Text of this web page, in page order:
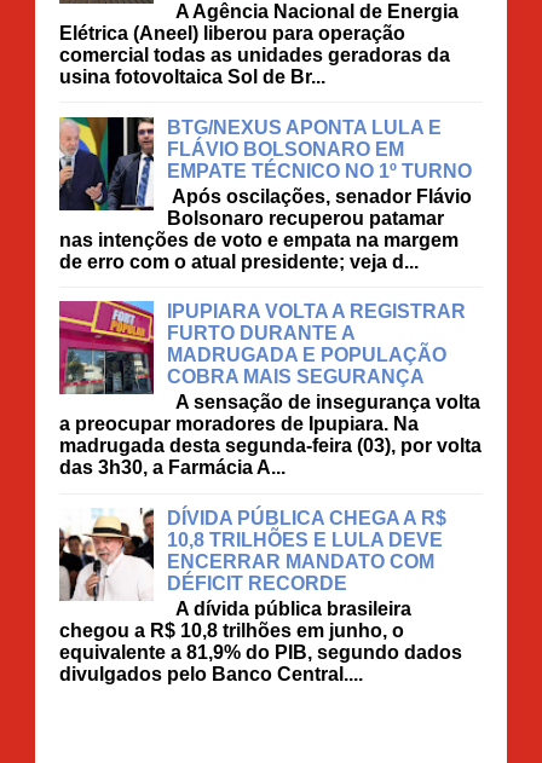
A Agência Nacional de Energia
Elétrica (Aneel) liberou para operação
comercial todas as unidades geradoras da
usina fotovoltaica Sol de Br...
BTG/NEXUS APONTA LULA E
FLÁVIO BOLSONARO EM
EMPATE TÉCNICO NO 1º TURNO
Após oscilações, senador Flávio
Bolsonaro recuperou patamar
nas intenções de voto e empata na margem
de erro com o atual presidente; veja d...
IPUPIARA VOLTA A REGISTRAR
FURTO DURANTE A
MADRUGADA E POPULAÇÃO
COBRA MAIS SEGURANÇA
A sensação de insegurança volta
a preocupar moradores de Ipupiara. Na
madrugada desta segunda-feira (03), por volta
das 3h30, a Farmácia A...
DÍVIDA PÚBLICA CHEGA A R$
10,8 TRILHÕES E LULA DEVE
ENCERRAR MANDATO COM
DÉFICIT RECORDE
A dívida pública brasileira
chegou a R$ 10,8 trilhões em junho, o
equivalente a 81,9% do PIB, segundo dados
divulgados pelo Banco Central....